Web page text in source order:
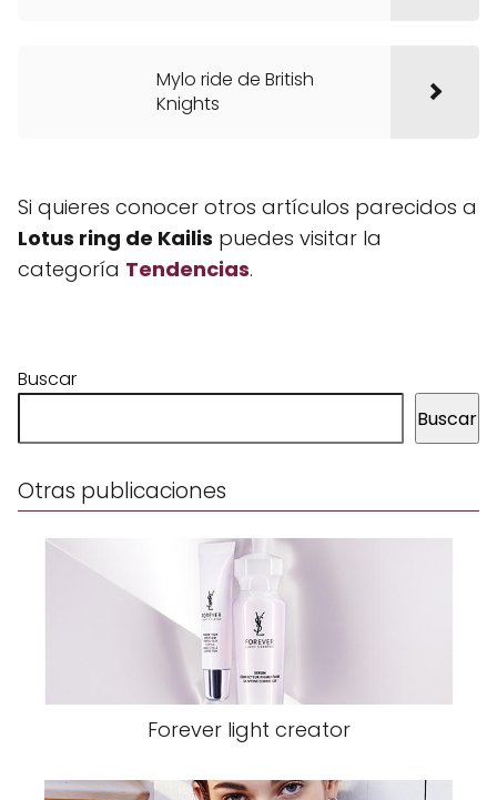
Mylo ride de British
Knights
Si quieres conocer otros artículos parecidos a
Lotus ring de Kailis puedes visitar la
categoría Tendencias.
Buscar
Buscar
Otras publicaciones
Forever light creator